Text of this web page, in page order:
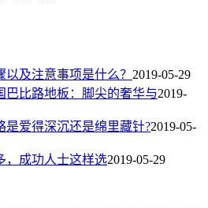
及注意事项是什么？ 2019-05-29
巴比路地板：脚尖的奢华与2019-
是爱得深沉还是绵里藏针?2019-05-
，成功人士这样选2019-05-29